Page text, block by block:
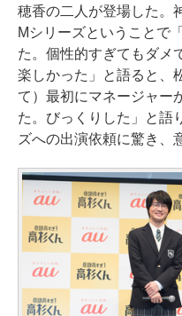
穂香の二人が登場した。
Mシリーズということで
た。個性的すぎてもダメ
楽しかった」と語ると、
て）最初にマネージャー
た。びっくりした」と語
ズへの出演依頼に驚き、